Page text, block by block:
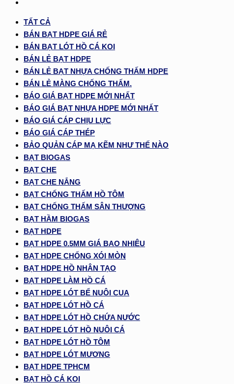
TẤT CẢ
BÁN BẠT HDPE GIÁ RẺ
BÁN BẠT LÓT HỒ CÁ KOI
BÁN LẺ BẠT HDPE
BÁN LẺ BẠT NHỰA CHỐNG THẤM HDPE
BÁN LẺ MÀNG CHỐNG THẤM.
BÁO GIÁ BẠT HDPE MỚI NHẤT
BÁO GIÁ BẠT NHỰA HDPE MỚI NHẤT
BÁO GIÁ CÁP CHỊU LỰC
BÁO GIÁ CÁP THÉP
BẢO QUẢN CÁP MẠ KẼM NHƯ THẾ NÀO
BẠT BIOGAS
BẠT CHE
BẠT CHE NẮNG
BẠT CHỐNG THẤM HỒ TÔM
BẠT CHỐNG THẤM SÂN THƯỢNG
BẠT HẦM BIOGAS
BẠT HDPE
BẠT HDPE 0.5MM GIÁ BAO NHIÊU
BẠT HDPE CHỐNG XÓI MÒN
BẠT HDPE HỒ NHÂN TẠO
BẠT HDPE LÀM HỒ CÁ
BẠT HDPE LÓT BỂ NUÔI CUA
BẠT HDPE LÓT HỒ CÁ
BẠT HDPE LÓT HỒ CHỨA NƯỚC
BẠT HDPE LÓT HỒ NUÔI CÁ
BẠT HDPE LÓT HỒ TÔM
BẠT HDPE LÓT MƯƠNG
BẠT HDPE TPHCM
BẠT HỒ CÁ KOI